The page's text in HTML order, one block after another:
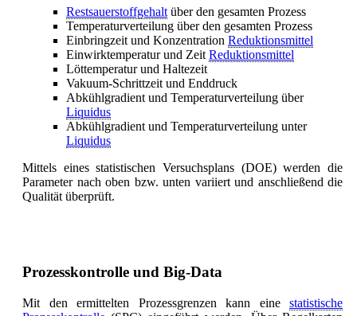
Restsauerstoffgehalt über den gesamten Prozess
Temperaturverteilung über den gesamten Prozess
Einbringzeit und Konzentration Reduktionsmittel
Einwirktemperatur und Zeit Reduktionsmittel
Löttemperatur und Haltezeit
Vakuum-Schrittzeit und Enddruck
Abkühlgradient und Temperaturverteilung über
Liquidus
Abkühlgradient und Temperaturverteilung unter
Liquidus
Mittels eines statistischen Versuchsplans (DOE) werden die
Parameter nach oben bzw. unten variiert und anschließend die
Qualität überprüft.
Prozesskontrolle und Big-Data
Mit den ermittelten Prozessgrenzen kann eine statistische